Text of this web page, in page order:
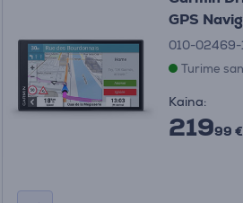
GPS
010-02469-
Turime
Kaina:
21999 €